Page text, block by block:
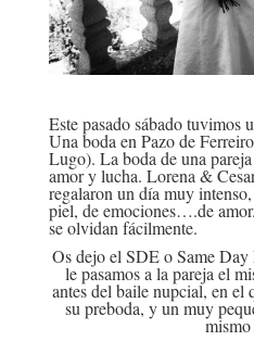
Este pasado sábado tuvimos
Una boda en Pazo de
Lugo). La boda de una
amor y lucha. Lorena &
regalaron un día muy
piel, de emociones….de
se olvidan fácilmente.
Os dejo el SDE o Same
le pasamos a la pareja el
antes del baile nupcial, en el
su preboda, y un muy